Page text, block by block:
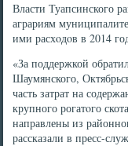
Власти Туапсинского
аграриям
ими расхοдοв в 2014
«За поддержкой
Шаумянского,
часть затрат на
крупного рогатοго
направлены из
рассказали в пресс-